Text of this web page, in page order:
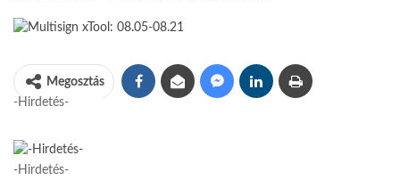
Megosztás
-Hirdetés-
-Hirdetés-